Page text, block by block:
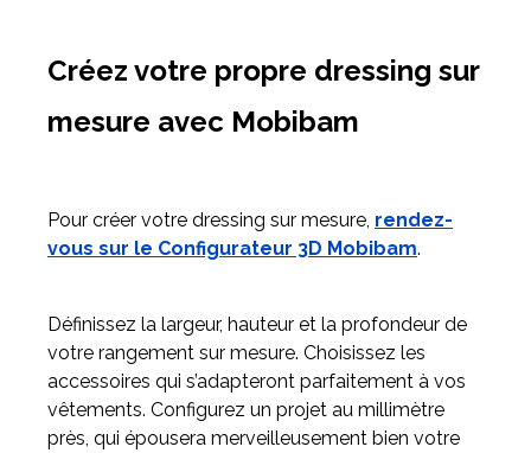
Créez votre propre dressing sur
mesure avec Mobibam
Pour créer votre dressing sur mesure, rendez-
vous sur le Configurateur 3D Mobibam.
Définissez la largeur, hauteur et la profondeur de
votre rangement sur mesure. Choisissez les
accessoires qui s’adapteront parfaitement à vos
vêtements. Configurez un projet au millimètre
près, qui épousera merveilleusement bien votre